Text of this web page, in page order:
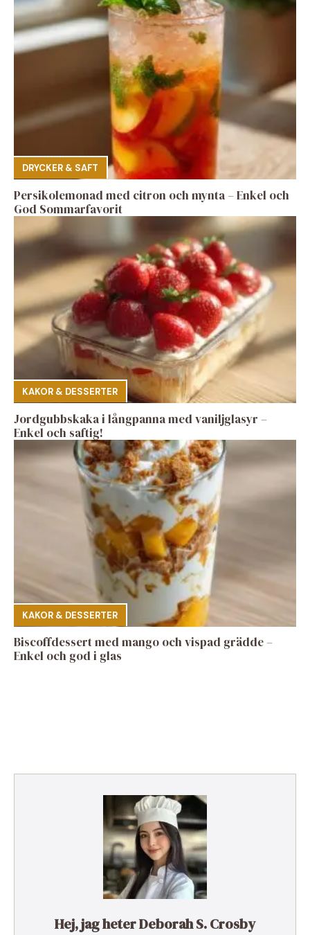
DRYCKER & SAFT
Persikolemonad med citron och mynta – Enkel och
God Sommarfavorit
KAKOR & DESSERTER
Jordgubbskaka i långpanna med vaniljglasyr –
Enkel och saftig!
KAKOR & DESSERTER
Biscoffdessert med mango och vispad grädde –
Enkel och god i glas
Hej, jag heter Deborah S. Crosby